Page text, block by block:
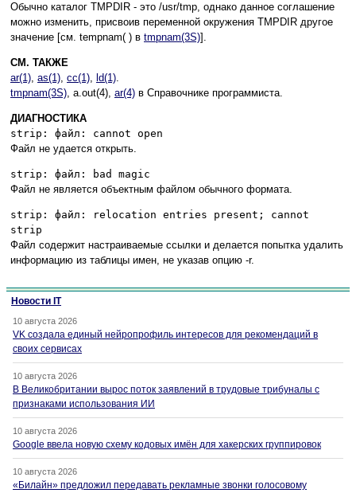
Обычно каталог TMPDIR - это /usr/tmp, однако данное соглашение
можно изменить, присвоив переменной окружения TMPDIR другое
значение [см. tempnam( ) в tmpnam(3S)].
СМ. ТАКЖЕ
ar(1), as(1), cc(1), ld(1).
tmpnam(3S), a.out(4), ar(4) в Справочнике программиста.
ДИАГНОСТИКА
strip: файл: cannot open
Файл не удается открыть.
strip: файл: bad magic
Файл не является объектным файлом обычного формата.
strip: файл: relocation entries present; cannot
strip
Файл содержит настраиваемые ссылки и делается попытка удалить
информацию из таблицы имен, не указав опцию -r.
Новости IT
10 августа 2026
VK создала единый нейропрофиль интересов для рекомендаций в
своих сервисах
10 августа 2026
В Великобритании вырос поток заявлений в трудовые трибуналы с
признаками использования ИИ
10 августа 2026
Google ввела новую схему кодовых имён для хакерских группировок
10 августа 2026
«Билайн» предложил передавать рекламные звонки голосовому